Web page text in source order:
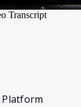
Platform